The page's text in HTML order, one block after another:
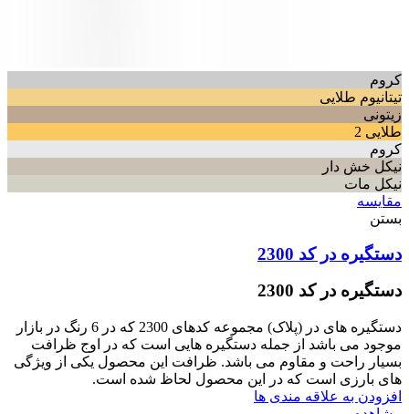
کروم
تیتانیوم طلایی
زیتونی
طلایی 2
کروم
نیکل خش دار
نیکل مات
مقایسه
بستن
دستگیره در کد 2300
دستگیره در کد 2300
دستگیره های در (پلاک) مجموعه کدهای 2300 که در 6 رنگ در بازار
موجود می باشد از جمله دستگیره هایی است که در اوج ظرافت
بسیار راحت و مقاوم می باشد. ظرافت این محصول یکی از ویژگی
های بارزی است که در این محصول لحاظ شده است.
افزودن به علاقه مندی ها